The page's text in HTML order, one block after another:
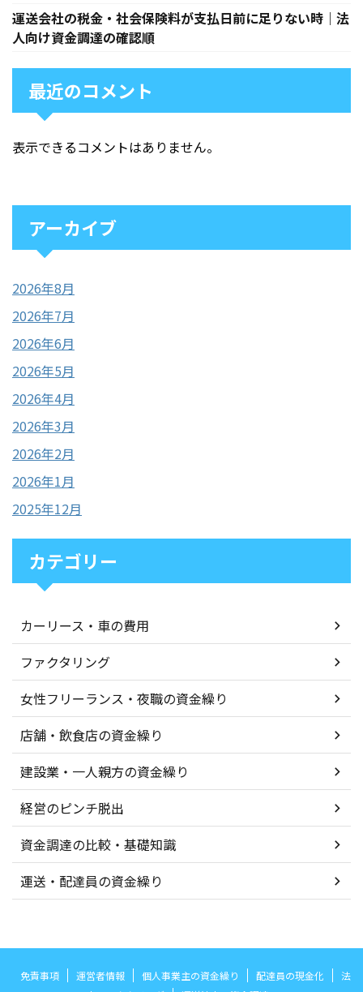
運送会社の税金・社会保険料が支払日前に足りない時｜法
人向け資金調達の確認順
最近のコメント
表示できるコメントはありません。
アーカイブ
2026年8月
2026年7月
2026年6月
2026年5月
2026年4月
2026年3月
2026年2月
2026年1月
2025年12月
カテゴリー
カーリース・車の費用
ファクタリング
女性フリーランス・夜職の資金繰り
店舗・飲食店の資金繰り
建設業・一人親方の資金繰り
経営のピンチ脱出
資金調達の比較・基礎知識
運送・配達員の資金繰り
免責事項 運営者情報 個人事業主の資金繰り 配達員の現金化
法